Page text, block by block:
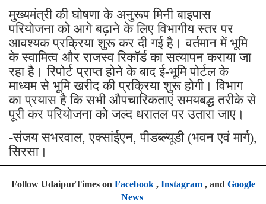
मुख्यमंत्री की घोषणा के अनुरूप मिनी बाइपास
परियोजना को आगे बढ़ाने के लिए विभागीय स्तर पर
आवश्यक प्रक्रिया शुरू कर दी गई है। वर्तमान में भूमि
के स्वामित्व और राजस्व रिकॉर्ड का सत्यापन कराया जा
रहा है। रिपोर्ट प्राप्त होने के बाद ई-भूमि पोर्टल के
माध्यम से भूमि खरीद की प्रक्रिया शुरू होगी। विभाग
का प्रयास है कि सभी औपचारिकताएं समयबद्ध तरीके से
पूरी कर परियोजना को जल्द धरातल पर उतारा जाए।
-संजय सभरवाल, एक्सांईएन, पीडब्ल्यूडी (भवन एवं मार्ग),
सिरसा।
Follow UdaipurTimes on Facebook, Instagram, and Google
News